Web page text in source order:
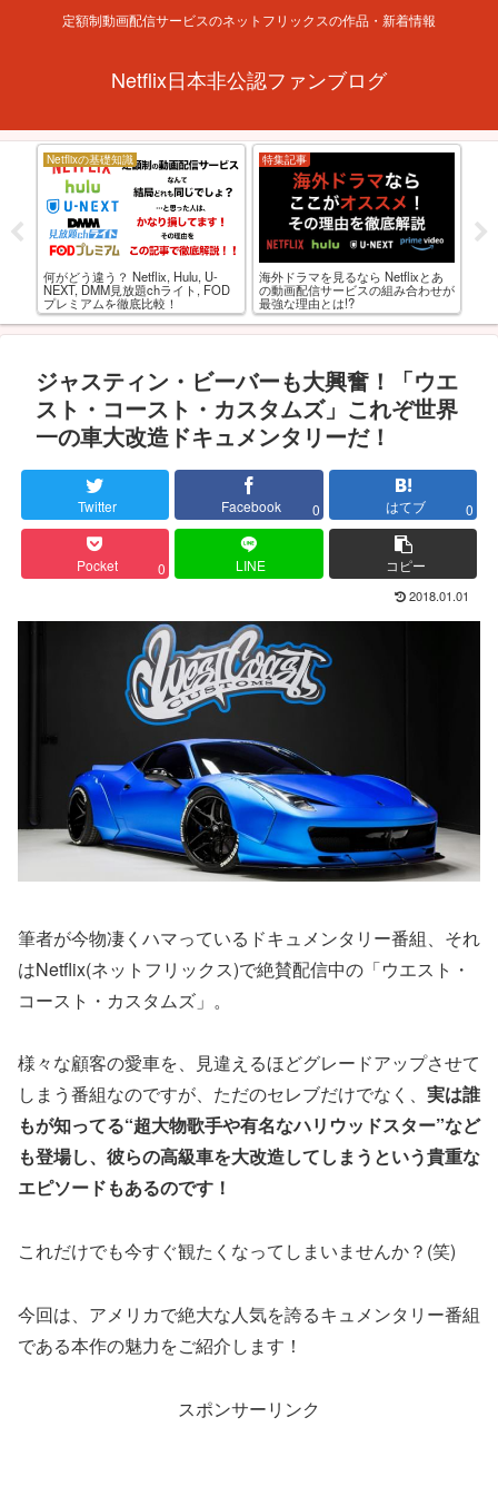
定額制動画配信サービスのネットフリックスの作品・新着情報
Netflix日本非公認ファンブログ
Netflixの基礎知識
何がどう違う？ Netflix, Hulu, U-
NEXT, DMM見放題chライト, FOD
プレミアムを徹底比較！
特集記事
海外ドラマを見るなら Netflixとあ
の動画配信サービスの組み合わせが
最強な理由とは!?
ジャスティン・ビーバーも大興奮！「ウエ
スト・コースト・カスタムズ」これぞ世界
一の車大改造ドキュメンタリーだ！
Twitter Facebook 0 はてブ 0
Pocket 0 LINE コピー
2018.01.01
筆者が今物凄くハマっているドキュメンタリー番組、それ
はNetflix(ネットフリックス)で絶賛配信中の「ウエスト・
コースト・カスタムズ」。
様々な顧客の愛車を、見違えるほどグレードアップさせて
しまう番組なのですが、ただのセレブだけでなく、 実は誰
もが知ってる“超大物歌手や有名なハリウッドスター”など
も登場し、彼らの高級車を大改造してしまうという貴重な
エピソードもあるのです！
これだけでも今すぐ観たくなってしまいませんか？(笑)
今回は、アメリカで絶大な人気を誇るキュメンタリー番組
である本作の魅力をご紹介します！
スポンサーリンク